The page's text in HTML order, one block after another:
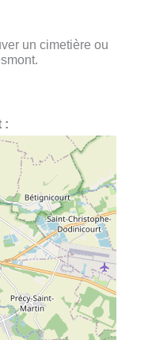
un cimetière ou
: